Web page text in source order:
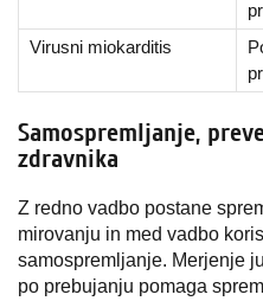
Virusni miokarditis
Samospremljanje,
zdravnika
Z redno vadbo postane
mirovanju in med vadbo
samospremljanje. Merjenje
po prebujanju pomaga